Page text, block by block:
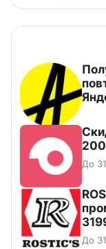
До
До